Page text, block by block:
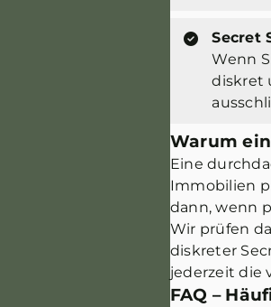
Secret
Wenn
diskret
Warum
Eine
Immobilien
dann, wenn
Wir prüfen
diskreter
jederzeit die
FAQ –